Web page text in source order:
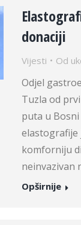
donaciji
Vijesti Od
Odjel
Tuzla od
puta u
elastografije
komforniju
neinvazivan
Opširnije